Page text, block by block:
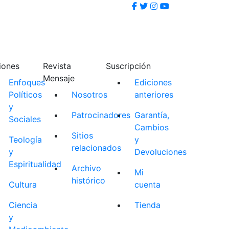
Enfoques
Políticos
y
Sociales
Teología
y
Espiritualidad
Cultura
Ciencia
y
Revista
Mensaje
Nosotros
Patrocinadores
Sitios
relacionados
Archivo
histórico
Suscripción
Ediciones
anteriores
Garantía,
Cambios
y
Devoluciones
Mi
cuenta
Tienda